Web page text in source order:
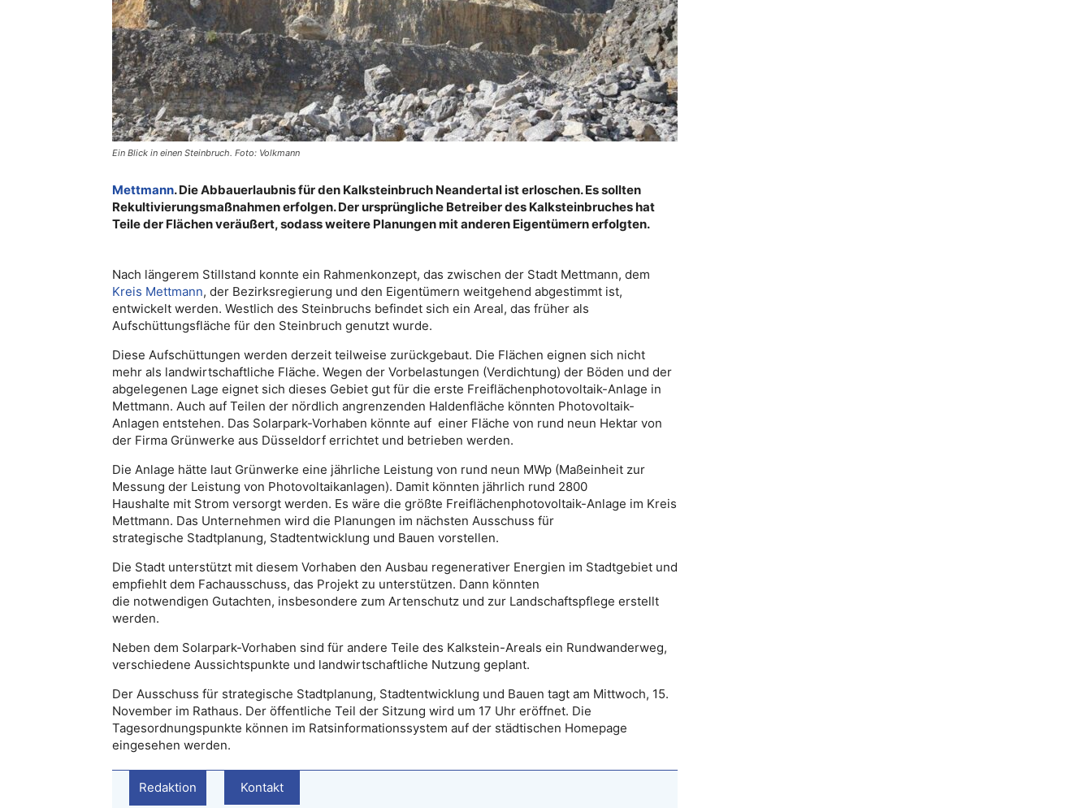
Ein Blick in einen Steinbruch. Foto: Volkmann
Mettmann. Die Abbauerlaubnis für den Kalksteinbruch Neandertal ist erloschen. Es sollten
Rekultivierungsmaßnahmen erfolgen. Der ursprüngliche Betreiber des Kalksteinbruches hat
Teile der Flächen veräußert, sodass weitere Planungen mit anderen Eigentümern erfolgten.
Nach längerem Stillstand konnte ein Rahmenkonzept, das zwischen der Stadt Mettmann, dem
Kreis Mettmann, der Bezirksregierung und den Eigentümern weitgehend abgestimmt ist,
entwickelt werden. Westlich des Steinbruchs befindet sich ein Areal, das früher als
Aufschüttungsfläche für den Steinbruch genutzt wurde.
Diese Aufschüttungen werden derzeit teilweise zurückgebaut. Die Flächen eignen sich nicht
mehr als landwirtschaftliche Fläche. Wegen der Vorbelastungen (Verdichtung) der Böden und der
abgelegenen Lage eignet sich dieses Gebiet gut für die erste Freiflächenphotovoltaik-Anlage in
Mettmann. Auch auf Teilen der nördlich angrenzenden Haldenfläche könnten Photovoltaik-
Anlagen entstehen. Das Solarpark-Vorhaben könnte auf einer Fläche von rund neun Hektar von
der Firma Grünwerke aus Düsseldorf errichtet und betrieben werden.
Die Anlage hätte laut Grünwerke eine jährliche Leistung von rund neun MWp (Maßeinheit zur
Messung der Leistung von Photovoltaikanlagen). Damit könnten jährlich rund 2800
Haushalte mit Strom versorgt werden. Es wäre die größte Freiflächenphotovoltaik-Anlage im Kreis
Mettmann. Das Unternehmen wird die Planungen im nächsten Ausschuss für
strategische Stadtplanung, Stadtentwicklung und Bauen vorstellen.
Die Stadt unterstützt mit diesem Vorhaben den Ausbau regenerativer Energien im Stadtgebiet und
empfiehlt dem Fachausschuss, das Projekt zu unterstützen. Dann könnten
die notwendigen Gutachten, insbesondere zum Artenschutz und zur Landschaftspflege erstellt
werden.
Neben dem Solarpark-Vorhaben sind für andere Teile des Kalkstein-Areals ein Rundwanderweg,
verschiedene Aussichtspunkte und landwirtschaftliche Nutzung geplant.
Der Ausschuss für strategische Stadtplanung, Stadtentwicklung und Bauen tagt am Mittwoch, 15.
November im Rathaus. Der öffentliche Teil der Sitzung wird um 17 Uhr eröffnet. Die
Tagesordnungspunkte können im Ratsinformationssystem auf der städtischen Homepage
eingesehen werden.
Redaktion Kontakt